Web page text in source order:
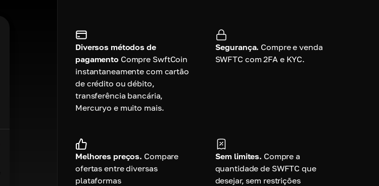
Diversos métodos de
pagamento Compre SwftCoin
instantaneamente com cartão
de crédito ou débito,
transferência bancária,
Mercuryo e muito mais.
Segurança. Compre e venda
SWFTC com 2FA e KYC.
Melhores preços. Compare
ofertas entre diversas
plataformas
Sem limites. Compre a
quantidade de SWFTC que
desejar, sem restrições